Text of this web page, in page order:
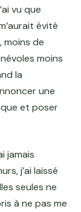
vu que
évité
moins de
moins
la
une
et poser
jamais
j’ai laissé
seules ne
à ne pas me